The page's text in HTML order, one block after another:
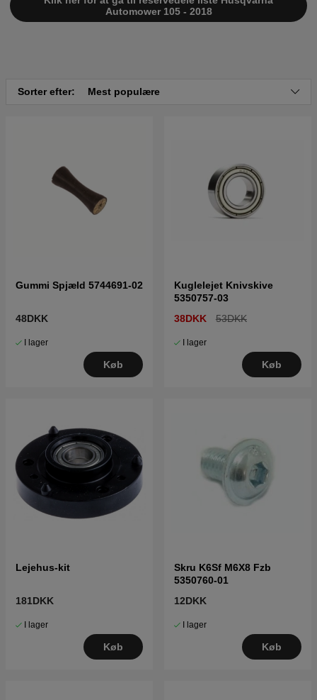
Automower 105 - 2018
Sorter efter: Mest populære
Gummi Spjæld 5744691-02
48DKK
I lager
Køb
Kuglelejet Knivskive
5350757-03
38DKK
53DKK
I lager
Køb
Lejehus-kit
181DKK
I lager
Køb
Skru K6Sf M6X8 Fzb
5350760-01
12DKK
I lager
Køb